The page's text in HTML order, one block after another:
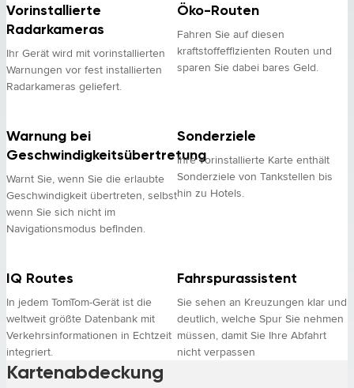
Vorinstallierte
Radarkameras
Ihr Gerät wird mit vorinstallierten
Warnungen vor fest installierten
Radarkameras geliefert.
Öko-Routen
Fahren Sie auf diesen
kraftstoffeffizienten Routen und
sparen Sie dabei bares Geld.
Warnung bei
Geschwindigkeitsübertretung
Warnt Sie, wenn Sie die erlaubte
Geschwindigkeit übertreten, selbst
wenn Sie sich nicht im
Navigationsmodus befinden.
Sonderziele
Ihre vorinstallierte Karte enthält
Sonderziele von Tankstellen bis
hin zu Hotels.
IQ Routes
In jedem TomTom-Gerät ist die
weltweit größte Datenbank mit
Verkehrsinformationen in Echtzeit
integriert.
Fahrspurassistent
Sie sehen an Kreuzungen klar und
deutlich, welche Spur Sie nehmen
müssen, damit Sie Ihre Abfahrt
nicht verpassen
Kartenabdeckung